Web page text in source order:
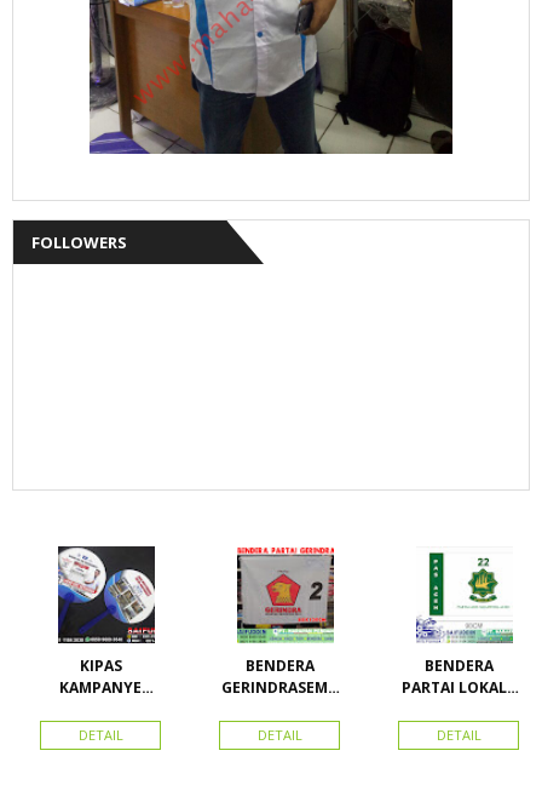
FOLLOWERS
KIPAS
KAMPANYE
DETAIL
BENDERA
GERINDRASEMU
DETAIL
BENDERA
PARTAI LOKAL /
ACEH
DETAIL